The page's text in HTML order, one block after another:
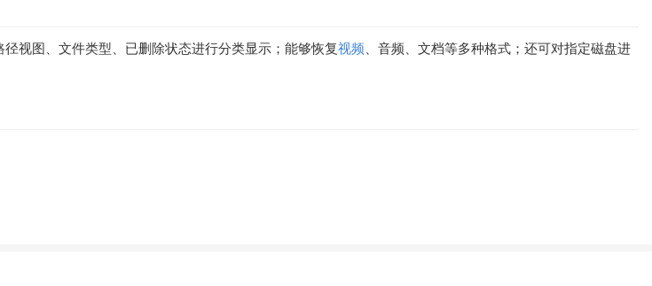
视图、文件类型、已删除状态进行分类显示；能够恢复视频 、音频、文档等多种格式；还可对指定磁盘进